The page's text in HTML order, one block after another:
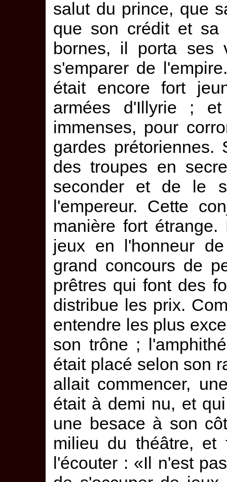
salut du prince, que
que son crédit et sa
bornes, il porta ses
s'emparer de
était encore fort
armées d'Illyrie ;
immenses, pour
gardes
des troupes en
seconder et de le
l'empereur. Cette
manière fort
jeux en l'honneur
grand concours de
prêtres qui font des
distribue les prix.
entendre les plus
son trône ;
était placé selon son
allait commencer,
était à demi nu, et
une besace à son
milieu du théâtre, et
l'écouter : «Il n'est